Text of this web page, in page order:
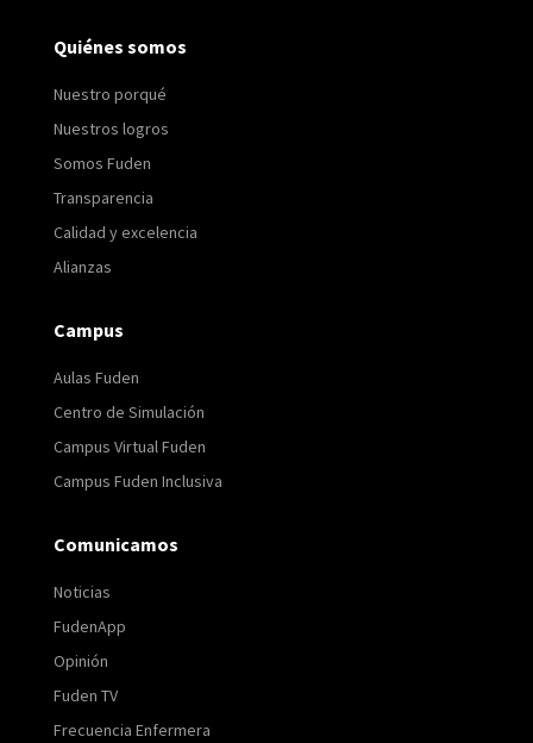
Quiénes somos
Nuestro porqué
Nuestros logros
Somos Fuden
Transparencia
Calidad y excelencia
Alianzas
Campus
Aulas Fuden
Centro de Simulación
Campus Virtual Fuden
Campus Fuden Inclusiva
Comunicamos
Noticias
FudenApp
Opinión
Fuden TV
Frecuencia Enfermera